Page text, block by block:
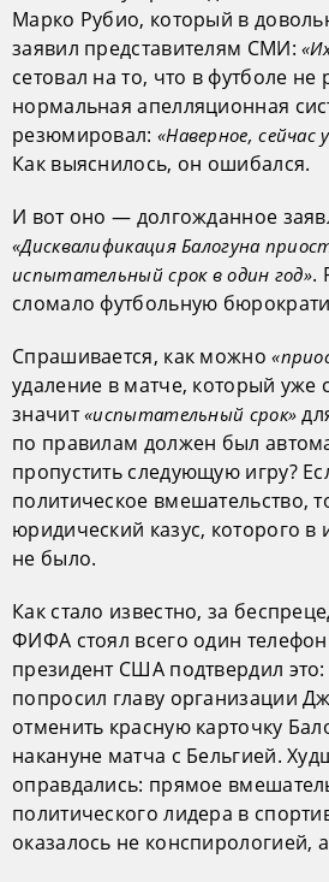
Марко Рубио, который в
заявил представителям СМИ:
сетовал на то, что в футболе не
нормальная апелляционная
резюмировал: «Наверное,
Как выяснилось, он ошибался.
И вот оно — долгожданное
«Дисквалификация Балогуна
испытательный срок в один год».
сломало футбольную
Спрашивается, как можно
удаление в матче, который уже
значит«испытательный срок»
по правилам должен был
пропустить следующую игру?
политическое вмешательство,
юридический казус, которого
не было.
Как стало известно, за
ФИФА стоял всего один
президент США подтвердил
попросил главу организации
отменить красную карточку
накануне матча с Бельгией.
оправдались: прямое
политического лидера в
оказалось не конспирологией,